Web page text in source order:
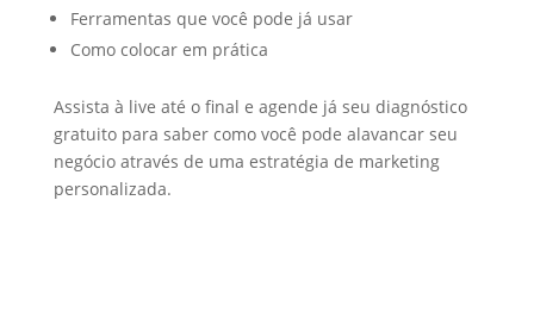
Ferramentas que você pode já usar
Como colocar em prática
Assista à live até o final e agende já seu diagnóstico
gratuito para saber como você pode alavancar seu
negócio através de uma estratégia de marketing
personalizada.